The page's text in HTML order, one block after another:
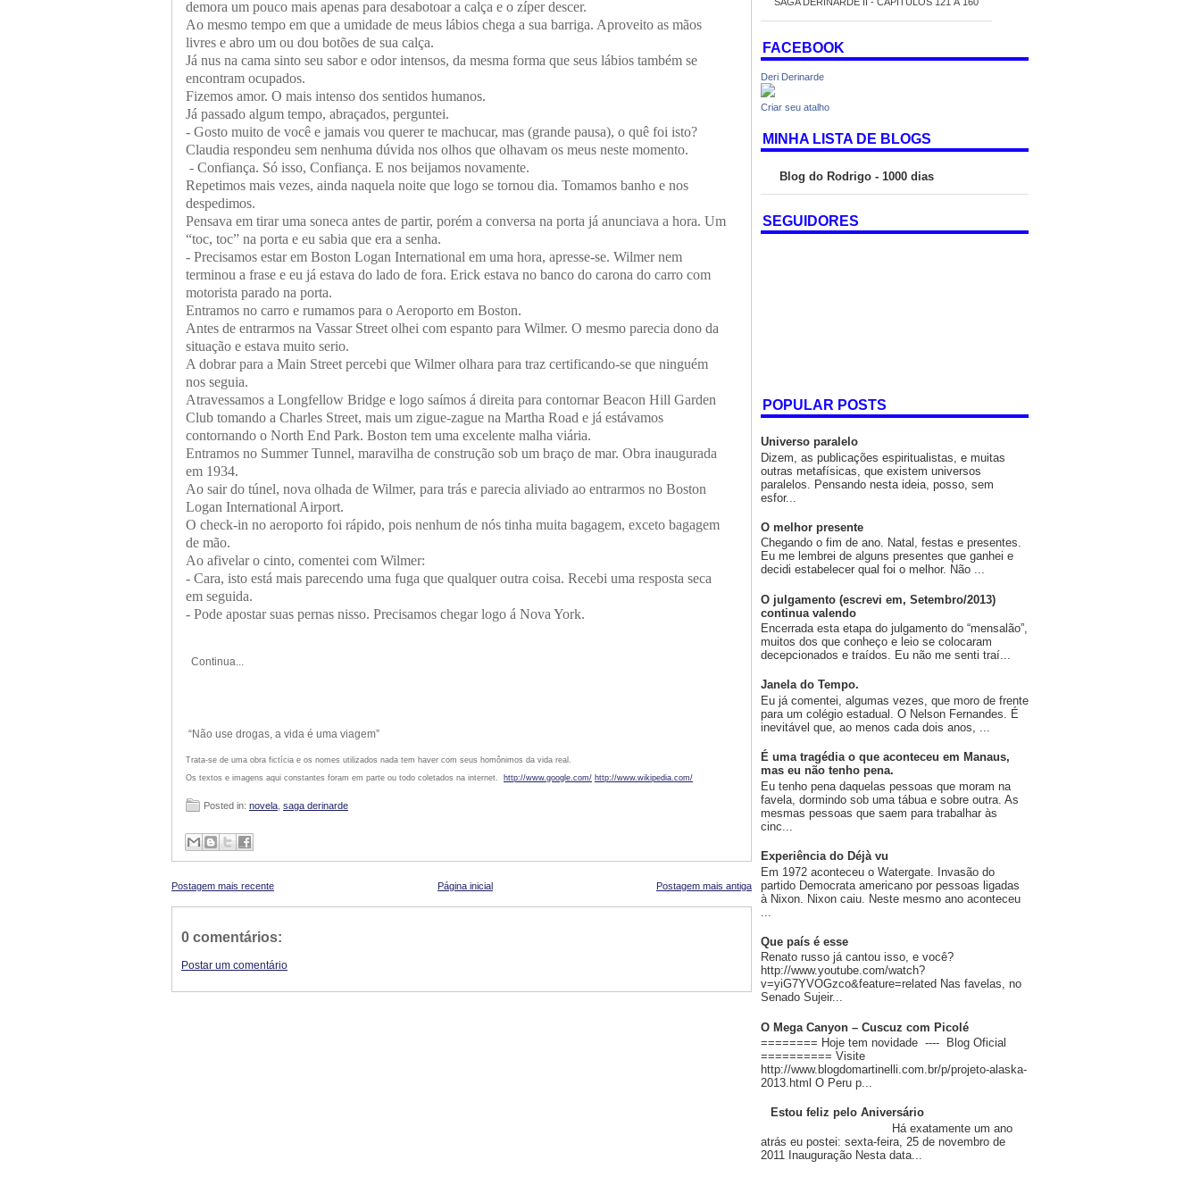
demora um pouco mais apenas para desabotoar a calça e o zíper descer.
Ao mesmo tempo em que a umidade de meus lábios chega a sua barriga. Aproveito as mãos
livres e abro um ou dou botões de sua calça.
Já nus na cama sinto seu sabor e odor intensos, da mesma forma que seus lábios também se
encontram ocupados.
Fizemos amor. O mais intenso dos sentidos humanos.
Já passado algum tempo, abraçados, perguntei.
- Gosto muito de você e jamais vou querer te machucar, mas (grande pausa), o quê foi isto?
Claudia respondeu sem nenhuma dúvida nos olhos que olhavam os meus neste momento.
- Confiança. Só isso, Confiança. E nos beijamos novamente.
Repetimos mais vezes, ainda naquela noite que logo se tornou dia. Tomamos banho e nos
despedimos.
Pensava em tirar uma soneca antes de partir, porém a conversa na porta já anunciava a hora. Um
“toc, toc” na porta e eu sabia que era a senha.
- Precisamos estar em Boston Logan International em uma hora, apresse-se. Wilmer nem
terminou a frase e eu já estava do lado de fora. Erick estava no banco do carona do carro com
motorista parado na porta.
Entramos no carro e rumamos para o Aeroporto em Boston.
Antes de entrarmos na Vassar Street olhei com espanto para Wilmer. O mesmo parecia dono da
situação e estava muito serio.
A dobrar para a Main Street percebi que Wilmer olhara para traz certificando-se que ninguém
nos seguia.
Atravessamos a Longfellow Bridge e logo saímos á direita para contornar Beacon Hill Garden
Club tomando a Charles Street, mais um zigue-zague na Martha Road e já estávamos
contornando o North End Park. Boston tem uma excelente malha viária.
Entramos no Summer Tunnel, maravilha de construção sob um braço de mar. Obra inaugurada
em 1934.
Ao sair do túnel, nova olhada de Wilmer, para trás e parecia aliviado ao entrarmos no Boston
Logan International Airport.
O check-in no aeroporto foi rápido, pois nenhum de nós tinha muita bagagem, exceto bagagem
de mão.
Ao afivelar o cinto, comentei com Wilmer:
- Cara, isto está mais parecendo uma fuga que qualquer outra coisa. Recebi uma resposta seca
em seguida.
- Pode apostar suas pernas nisso. Precisamos chegar logo á Nova York.
Continua...
“Não use drogas, a vida é uma viagem”
Trata-se de uma obra fictícia e os nomes utilizados nada tem haver com seus homônimos da vida real.
Os textos e imagens aqui constantes foram em parte ou todo coletados na internet.
http://www.google.com/ http://www.wikipedia.com/
Posted in: novela saga derinarde
Postagem mais recente Postagem mais antiga
Página inicial
0 comentários:
Postar um comentário
FACEBOOK
Deri Derinarde
Criar seu atalho
MINHA LISTA DE BLOGS
Blog do Rodrigo - 1000 dias
SEGUIDORES
POPULAR POSTS
Universo paralelo
Dizem, as publicações espiritualistas, e muitas
outras metafísicas, que existem universos
paralelos. Pensando nesta ideia, posso, sem
esfor...
O melhor presente
Chegando o fim de ano. Natal, festas e presentes.
Eu me lembrei de alguns presentes que ganhei e
decidi estabelecer qual foi o melhor. Não ...
O julgamento (escrevi em, Setembro/2013)
continua valendo
Encerrada esta etapa do julgamento do “mensalão”,
muitos dos que conheço e leio se colocaram
decepcionados e traídos. Eu não me senti traí...
Janela do Tempo.
Eu já comentei, algumas vezes, que moro de frente
para um colégio estadual. O Nelson Fernandes. É
inevitável que, ao menos cada dois anos, ...
É uma tragédia o que aconteceu em Manaus,
mas eu não tenho pena.
Eu tenho pena daquelas pessoas que moram na
favela, dormindo sob uma tábua e sobre outra. As
mesmas pessoas que saem para trabalhar às
cinc...
Experiência do Déjà vu
Em 1972 aconteceu o Watergate. Invasão do
partido Democrata americano por pessoas ligadas
à Nixon. Nixon caiu. Neste mesmo ano aconteceu
Que país é esse
Renato russo já cantou isso, e você?
http://www.youtube.com/watch?
v=yiG7YVOGzco&feature=related Nas favelas, no
Senado Sujeir...
O Mega Canyon – Cuscuz com Picolé
======== Hoje tem novidade ---- Blog Oficial
========== Visite
http://www.blogdomartinelli.com.br/p/projeto-alaska-
2013.html O Peru p...
Estou feliz pelo Aniversário
Há exatamente um ano
atrás eu postei: sexta-feira, 25 de novembro de
2011 Inauguração Nesta data...